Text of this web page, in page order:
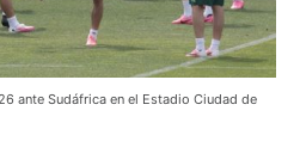
ante Sudáfrica en el Estadio Ciudad de